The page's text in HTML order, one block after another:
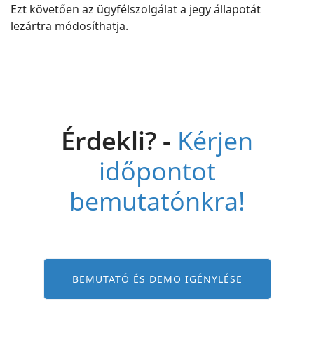
Ezt követően az ügyfélszolgálat a jegy állapotát
lezártra módosíthatja.
Érdekli? - Kérjen
időpontot
bemutatónkra!
BEMUTATÓ ÉS DEMO IGÉNYLÉSE